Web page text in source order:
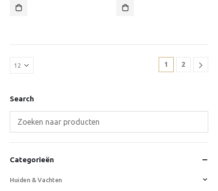
1 2
Search
Categorieën
Huiden & Vachten